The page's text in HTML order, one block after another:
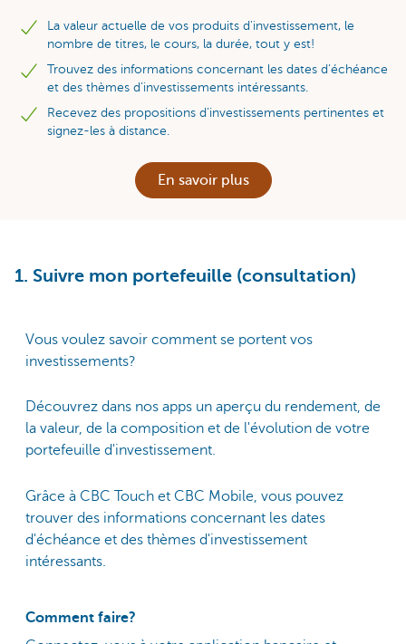
La valeur actuelle de vos produits d'investissement, le
nombre de titres, le cours, la durée, tout y est!
Trouvez des informations concernant les dates d’échéance
et des thèmes d’investissements intéressants.
Recevez des propositions d’investissements pertinentes et
signez-les à distance.
En savoir plus
1. Suivre mon portefeuille (consultation)
Vous voulez savoir comment se portent vos
investissements?
Découvrez dans nos apps un aperçu du rendement, de
la valeur, de la composition et de l'évolution de votre
portefeuille d'investissement.
Grâce à CBC Touch et CBC Mobile, vous pouvez
trouver des informations concernant les dates
d'échéance et des thèmes d'investissement
intéressants.
Comment faire?